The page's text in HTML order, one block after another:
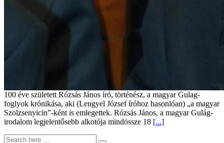
100 éve született Rózsás János író, történész, a magyar Gulag-
foglyok krónikása, aki (Lengyel József íróhoz hasonlóan) „a magyar
Szolzsenyicin”-ként is emlegettek. Rózsás János, a magyar Gulág-
irodalom legjelentősebb alkotója mindössze 18 [...]